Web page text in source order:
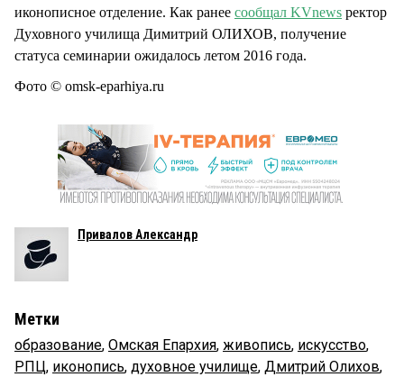
иконописное отделение. Как ранее сообщал KVnews ректор
Духовного училища Димитрий ОЛИХОВ, получение
статуса семинарии ожидалось летом 2016 года.
Фото © omsk-eparhiya.ru
Привалов Александр
Метки
образование, Омская Епархия, живопись, искусство,
РПЦ, иконопись, духовное училище, Дмитрий Олихов,